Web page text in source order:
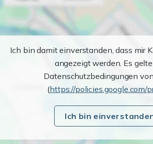
Ich bin damit einverstanden, dass mir
angezeigt werden. Es
Datenschutzbedingungen
(https://policies.google.com/
Ich bin